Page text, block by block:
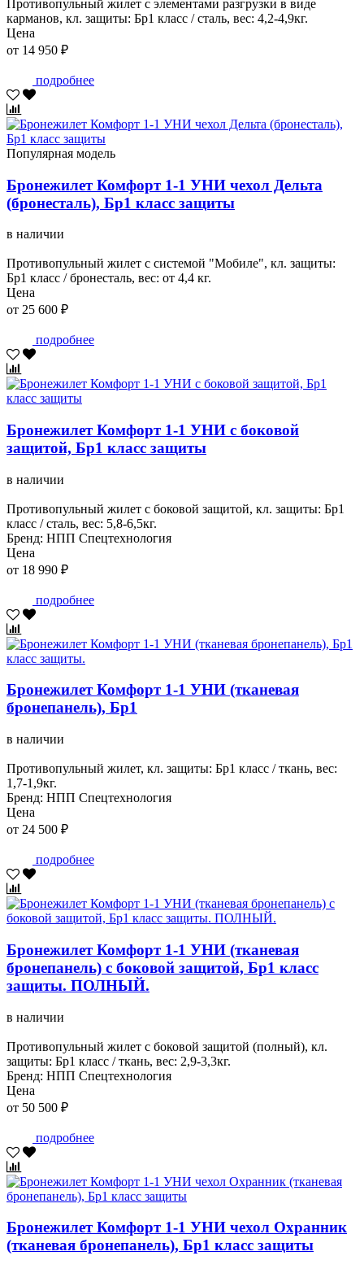
Противопульный жилет с элементами разгрузки в виде
карманов, кл. защиты: Бр1 класс / сталь, вес: 4,2-4,9кг.
Цена
от 14 950 ₽
подробнее
Популярная модель
Бронежилет Комфорт 1-1 УНИ чехол Дельта
(бронесталь), Бр1 класс защиты
в наличии
Противопульный жилет с системой "Мобиле", кл. защиты:
Бр1 класс / бронесталь, вес: от 4,4 кг.
Цена
от 25 600 ₽
подробнее
Бронежилет Комфорт 1-1 УНИ с боковой
защитой, Бр1 класс защиты
в наличии
Противопульный жилет с боковой защитой, кл. защиты: Бр1
класс / сталь, вес: 5,8-6,5кг.
Бренд: НПП Спецтехнология
Цена
от 18 990 ₽
подробнее
Бронежилет Комфорт 1-1 УНИ (тканевая
бронепанель), Бр1
в наличии
Противопульный жилет, кл. защиты: Бр1 класс / ткань, вес:
1,7-1,9кг.
Бренд: НПП Спецтехнология
Цена
от 24 500 ₽
подробнее
Бронежилет Комфорт 1-1 УНИ (тканевая
бронепанель) с боковой защитой, Бр1 класс
защиты. ПОЛНЫЙ.
в наличии
Противопульный жилет с боковой защитой (полный), кл.
защиты: Бр1 класс / ткань, вес: 2,9-3,3кг.
Бренд: НПП Спецтехнология
Цена
от 50 500 ₽
подробнее
Бронежилет Комфорт 1-1 УНИ чехол Охранник
(тканевая бронепанель), Бр1 класс защиты